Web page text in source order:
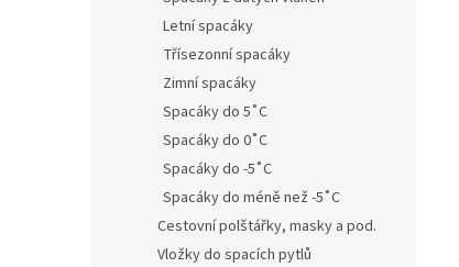
Letní spacáky
Třísezonní spacáky
Zimní spacáky
Spacáky do 5˚C
Spacáky do 0˚C
Spacáky do -5˚C
Spacáky do méně než -5˚C
Cestovní polštářky, masky a pod.
Vložky do spacích pytlů